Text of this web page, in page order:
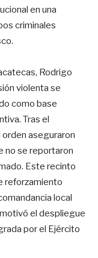
en una
criminales
Rodrigo
violenta se
como base
Tras el
aseguraron
no se reportaron
Este recinto
reforzamiento
local
el despliegue
por el Ejército